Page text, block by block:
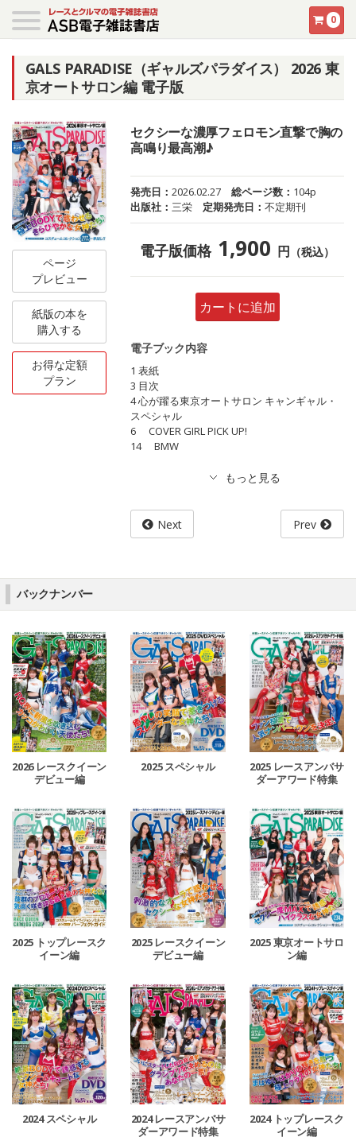
0
GALS PARADISE（ギャルズパラダイス） 2026 東
京オートサロン編 電子版
ページ
プレビュー
紙版の本を
購入する
お得な定額
プラン
セクシーな濃厚フェロモン直撃で胸の
高鳴り最高潮♪
発売日：2026.02.27 総ページ数： 104p
出版社：三栄 定期発売日：不定期刊
電子版価格 1,900 円 （税込）
カートに追加
電子ブック内容
1 表紙
3 目次
4 心が躍る東京オートサロン キャンギャル・
スペシャル
6 COVER GIRL PICK UP!
14 BMW
Next Prev
バックナンバー
2026 レースクイーン
デビュー編
2025 スペシャル
2025 レースアンバサ
ダーアワード特集
2025 トップレースク
イーン編
2025 レースクイーン
デビュー編
2025 東京オートサロ
ン編
2024 スペシャル
2024 レースアンバサ
ダーアワード特集
2024 トップレースク
イーン編